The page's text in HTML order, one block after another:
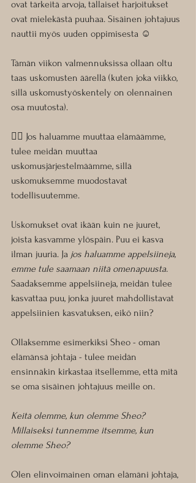
ovat tärkeitä arvoja, tällaiset harjoitukset
ovat mielekästä puuhaa. Sisäinen johtajuus
nauttii myös uuden oppimisesta ☺️
Tämän viikon valmennuksissa ollaan oltu
taas uskomusten äärellä (kuten joka viikko,
sillä uskomustyöskentely on olennainen
osa muutosta).
👉🏼 Jos haluamme muuttaa elämäämme,
tulee meidän muuttaa
uskomusjärjestelmäämme, sillä
uskomuksemme muodostavat
todellisuutemme.
Uskomukset ovat ikään kuin ne juuret,
joista kasvamme ylöspäin. Puu ei kasva
ilman juuria. Ja jos haluamme appelsiineja,
emme tule saamaan niitä omenapuusta.
Saadaksemme appelsiineja, meidän tulee
kasvattaa puu, jonka juuret mahdollistavat
appelsiinien kasvatuksen, eikö niin?
Ollaksemme esimerkiksi Sheo - oman
elämänsä johtaja - tulee meidän
ensinnäkin kirkastaa itsellemme, että mitä
se oma sisäinen johtajuus meille on.
Keitä olemme, kun olemme Sheo?
Millaiseksi tunnemme itsemme, kun
olemme Sheo?
Olen elinvoimainen oman elämäni johtaja,